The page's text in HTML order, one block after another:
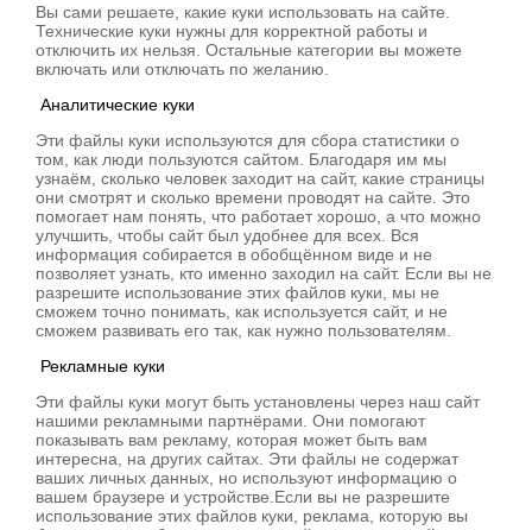
Вы сами решаете, какие куки использовать на сайте.
Технические куки нужны для корректной работы и
отключить их нельзя. Остальные категории вы можете
включать или отключать по желанию.
Аналитические куки
Эти файлы куки используются для сбора статистики о
том, как люди пользуются сайтом. Благодаря им мы
узнаём, сколько человек заходит на сайт, какие страницы
они смотрят и сколько времени проводят на сайте. Это
помогает нам понять, что работает хорошо, а что можно
улучшить, чтобы сайт был удобнее для всех. Вся
информация собирается в обобщённом виде и не
позволяет узнать, кто именно заходил на сайт. Если вы не
разрешите использование этих файлов куки, мы не
сможем точно понимать, как используется сайт, и не
сможем развивать его так, как нужно пользователям.
Рекламные куки
Эти файлы куки могут быть установлены через наш сайт
нашими рекламными партнёрами. Они помогают
показывать вам рекламу, которая может быть вам
интересна, на других сайтах. Эти файлы не содержат
ваших личных данных, но используют информацию о
вашем браузере и устройстве.Если вы не разрешите
использование этих файлов куки, реклама, которую вы